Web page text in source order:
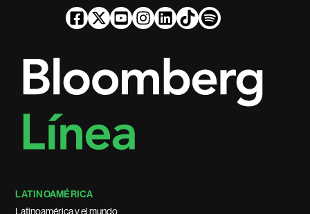
LATINOAMÉRICA
Latinoamérica y el mundo